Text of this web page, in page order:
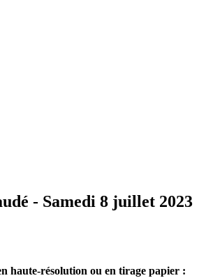
- Samedi 8 juillet 2023
haute-résolution ou en tirage papier :